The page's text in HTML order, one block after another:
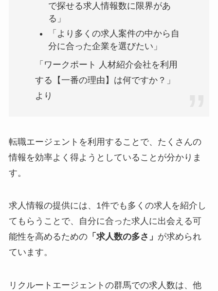
で探せる求人情報数に限界があ
る」
「より多くの求人案件の中から自
分に合った企業を選びたい」
「ワークポート 人材紹介会社を利用
する【一番の理由】は何ですか？」
より
転職エージェントを利用することで、たくさんの
情報を効率よく得ようとしていることが分かりま
す。
求人情報の提供には、1件でも多くの求人を紹介し
てもらうことで、自分に合った求人に出会える可
能性を高めるための「求人数の多さ」 が求められ
ています。
リクルートエージェントの群馬での求人数は、他